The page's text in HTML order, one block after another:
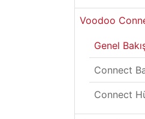
Voodoo
Genel
Connect
Connect